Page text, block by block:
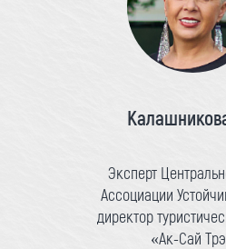
Эксперт
Ассоциации
директор
«Ак-Сай